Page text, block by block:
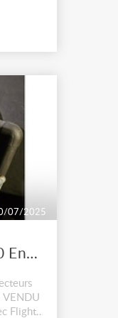
ou
07/2025
MARTIN MAC 350 Entour Lyre à LED
VENDU
Flight